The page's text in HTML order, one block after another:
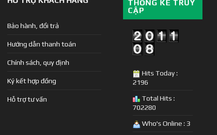
Bảo hành, đổi trả
Hướng dẫn thanh toán
Chính sách, quy định
Ký kết hợp đồng
Hỗ trợ tư vấn
THỐNG KÊ TRUY
CẬP
Hits Today :
2196
Total Hits :
702280
Who's Online : 3